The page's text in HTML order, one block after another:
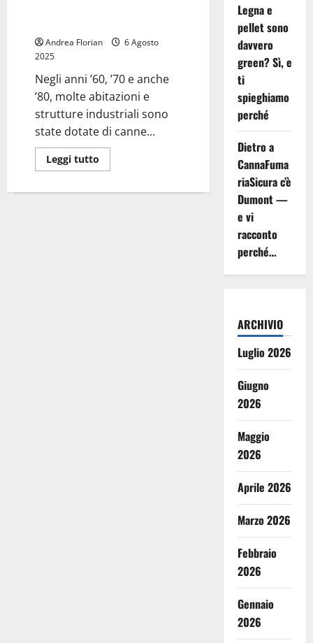
Andrea Florian
6 Agosto
2025
Negli anni ’60, ’70 e anche
’80, molte abitazioni e
strutture industriali sono
state dotate di canne...
Leggi tutto
di
Canna
Legna e
pellet sono
davvero
green? Sì, e
ti
spieghiamo
perché
Dietro a
CannaFuma
riaSicura c’è
Dumont —
e vi
racconto
perché…
ARCHIVIO
Luglio 2026
Giugno
2026
Maggio
2026
Aprile 2026
Marzo 2026
Febbraio
2026
Gennaio
2026